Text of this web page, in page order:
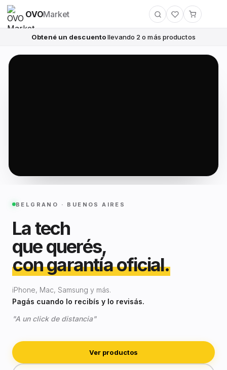
OVOMarket
Obtené un descuentollevando 2 o más productos
BELGRANO · BUENOS AIRES
La tech
que querés,
con garantía oficial.
iPhone, Mac, Samsung y más.
Pagás cuando lo recibís y lo revisás.
"A un click de distancia"
Ver productos